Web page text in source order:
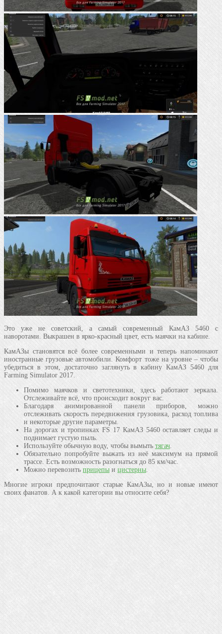
Это уже не советский, а самый современный КамАЗ 5460 с
наворотами. Выкрашен в ярко-красный цвет, есть маячки на кабине.
КамАЗы становятся всё более современными и теперь напоминают
иностранные грузовые автомобили. Комфорт тоже на уровне – чтобы
убедиться в этом, достаточно заглянуть в кабину КамАЗ 5460 для
Farming Simulator 2017.
Помимо маячков и светотехники, здесь работают зеркала.
Отслеживайте всё, что происходит вокруг вас.
Благодаря анимированной панели приборов, можно
отслеживать скорость передвижения грузовика, расход топлива
и некоторые другие параметры.
На дорогах и тропинках FS 17 КамАЗ 5460 оставляет следы и
поднимает густую пыль.
Используйте обычную воду, чтобы вымыть тягач
Обязательно попробуйте выжать из неё максимум на прямой
трассе. Есть возможность разогнаться до 85 км/час.
Можно перевозить прицепы и цистерны
Многие игроки предпочитают старые КамАЗы, но и новые имеют
своих фанатов. А к какой категории вы относите себя?